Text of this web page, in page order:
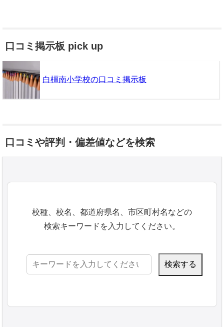
口コミ掲示板 pick up
白橿南小学校の口コミ掲示板
口コミや評判・偏差値などを検索
校種、校名、都道府県名、市区町村名などの
検索キーワードを入力してください。
検